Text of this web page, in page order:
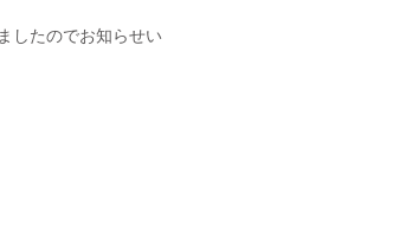
したのでお知らせい